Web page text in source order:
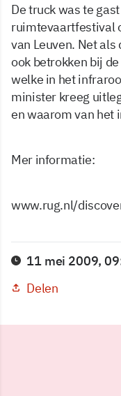
De truck was te
ruimtevaartfestival
van Leuven. Net
ook betrokken bij
welke in het
minister kreeg
en waarom van het
Mer informatie:
www.rug.nl/
11 mei 2009,
Delen